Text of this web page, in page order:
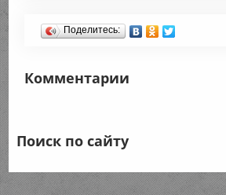
Поделитесь:
Комментарии
Поиск по сайту